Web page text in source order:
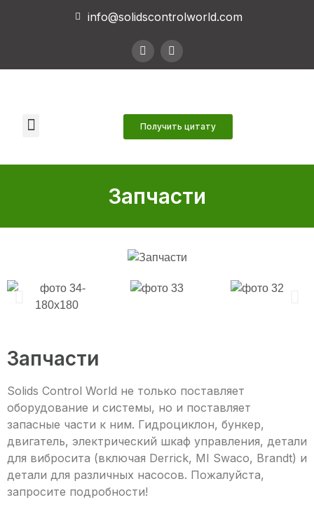
info@solidscontrolworld.com
Получить цитату
Запчасти
Запчасти
Solids Control World не только поставляет
оборудование и системы, но и поставляет
запасные части к ним. Гидроциклон, бункер,
двигатель, электрический шкаф управления, детали
для вибросита (включая Derrick, MI Swaco, Brandt) и
детали для различных насосов. Пожалуйста,
запросите подробности!